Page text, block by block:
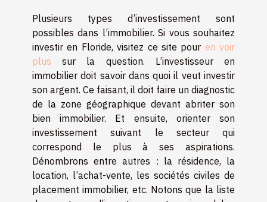
Plusieurs types d’investissement sont
possibles dans l’immobilier. Si vous souhaitez
investir en Floride, visitez ce site pour en voir
plus sur la question. L’investisseur en
immobilier doit savoir dans quoi il veut investir
son argent. Ce faisant, il doit faire un diagnostic
de la zone géographique devant abriter son
bien immobilier. Et ensuite, orienter son
investissement suivant le secteur qui
correspond le plus à ses aspirations.
Dénombrons entre autres : la résidence, la
location, l’achat-vente, les sociétés civiles de
placement immobilier, etc. Notons que la liste